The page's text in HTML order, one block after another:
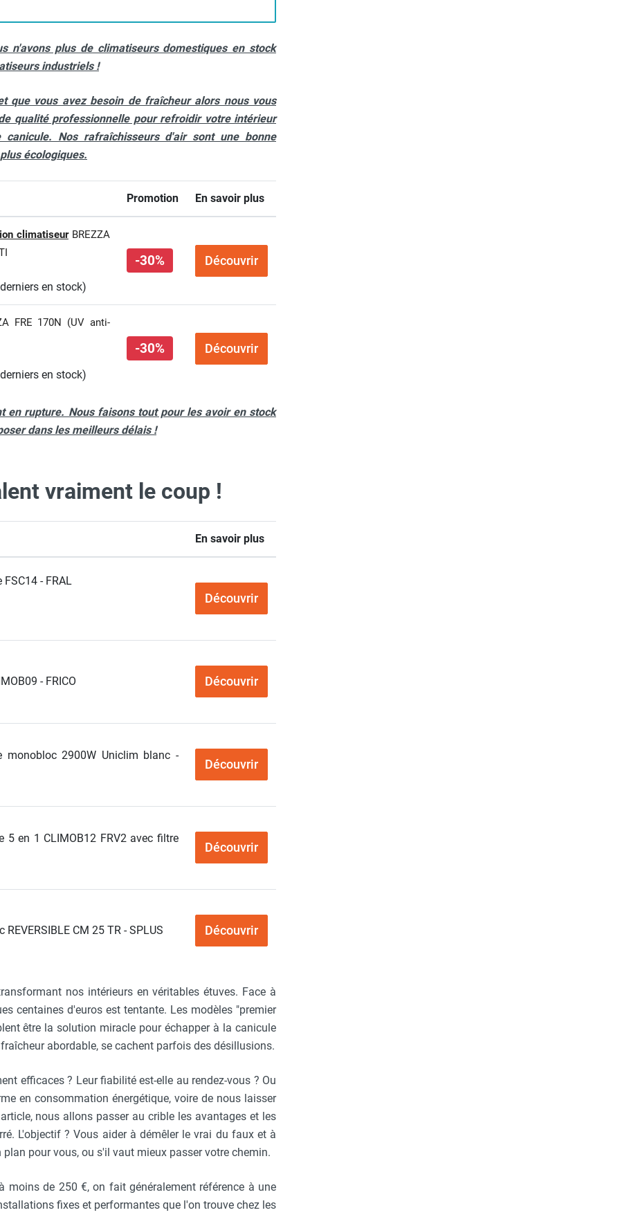
n'avons plus de climatiseurs domestiques en stock
industriels !
que vous avez besoin de fraîcheur alors nous vous
qualité professionnelle pour refroidir votre intérieur
Nos rafraîchisseurs d'air sont une bonne
écologiques.
Promotion En savoir plus
climatiseurBREZZA
en stock)
-30% Découvrir
FRE 170N (UV anti-
en stock)
-30% Découvrir
en rupture. Nous faisons tout pour les avoir en stock
dans les meilleurs délais !
vraiment le coup !
En savoir plus
- FRAL
Découvrir
- FRICO Découvrir
monobloc 2900W Uniclim blanc -
Découvrir
5 en 1 CLIMOB12 FRV2 avec filtre
Découvrir
CM 25 TR - SPLUS Découvrir
nos intérieurs en véritables étuves. Face à
centaines d'euros est tentante. Les modèles "premier
être la solution miracle pour échapper à la canicule
abordable, se cachent parfois des désillusions.
efficaces ? Leur fiabilité est-elle au rendez-vous ? Ou
en consommation énergétique, voire de nous laisser
nous allons passer au crible les avantages et les
L'objectif ? Vous aider à démêler le vrai du faux et à
pour vous, ou s'il vaut mieux passer votre chemin.
moins de 250 €, on fait généralement référence à une
fixes et performantes que l'on trouve chez les